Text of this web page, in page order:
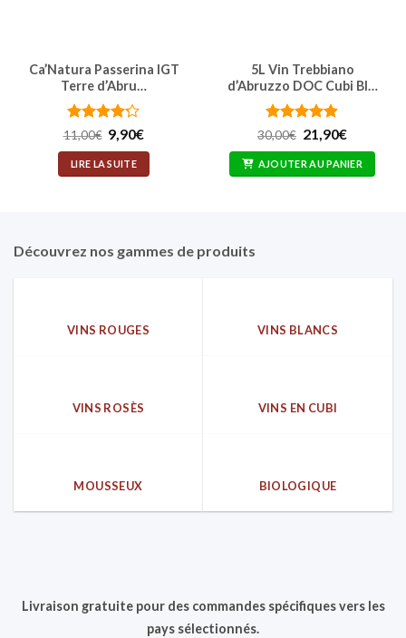
Ca’Natura Passerina IGT
Terre d’Abru…
Note 4.17
11,00€ Le
initial
était :
9,90€Le
est :
LIRE LA SUITE
5L Vin Trebbiano
d’Abruzzo DOC Cubi Bl…
Note 4.87
30,00€ Le
initial
était :
21,90€Le
actuel
est :
AJOUTER AU PANIER
Découvrez nos gammes de produits
VINS ROUGES VINS BLANCS
VINS ROSÈS VINS EN CUBI
MOUSSEUX BIOLOGIQUE
Livraison gratuite pour des commandes spécifiques vers les
pays sélectionnés.